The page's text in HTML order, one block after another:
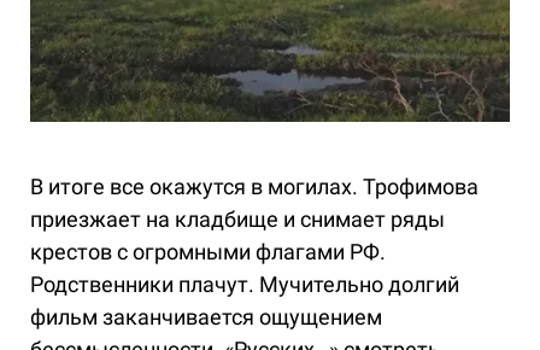
В итоге все окажутся в могилах. Трофимова
приезжает на кладбище и снимает ряды
крестов с огромными флагами РФ.
Родственники плачут. Мучительно долгий
фильм заканчивается ощущением